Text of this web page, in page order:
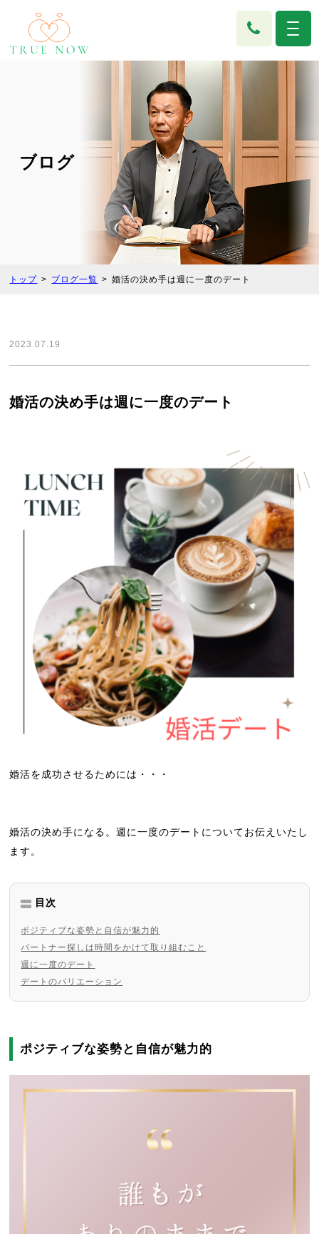
ブログ
トップ ブログ一覧 婚活の決め手は週に一度のデート
2023.07.19
婚活の決め手は週に一度のデート
婚活を成功させるためには・・・
婚活の決め手になる。週に一度のデートについてお伝えいたし
ます。
目次
ポジティブな姿勢と自信が魅力的
パートナー探しは時間をかけて取り組むこと
週に一度のデート
デートのバリエーション
ポジティブな姿勢と自信が魅力的